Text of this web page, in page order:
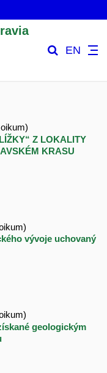
EN
Z LOKALITY
KRASU
vývoje uchovaný
geologickým